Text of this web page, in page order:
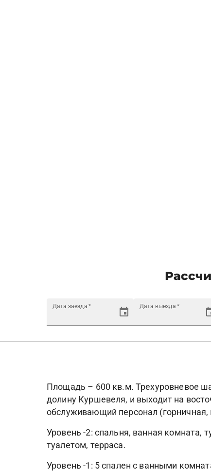
Дата заезда * Дата выезда *
Площадь – 600 кв.м. Трехуровневое
долину Куршевеля, и выходит на
обслуживающий персонал (горничная,
Уровень -2: спальня, ванная комната,
туалетом, терраса.
Уровень -1: 5 спален с ванными